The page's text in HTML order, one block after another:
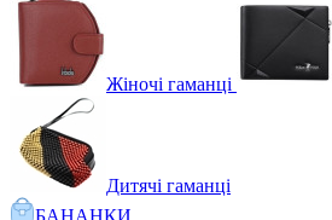
Жіночі гаманці
Дитячі гаманці